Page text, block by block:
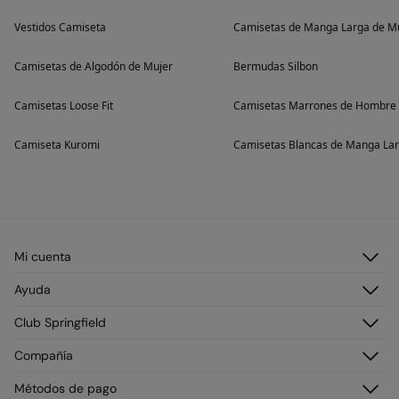
Vestidos Camiseta
Camisetas de Algodón de Mujer
Camisetas Loose Fit
Camiseta Kuromi
Camisetas de Manga Larga de
Bermudas Silbon
Camisetas Marrones de Hombre
Camisetas Blancas de Manga
Mi cuenta
Registrarme
Direcciones de envío
Ayuda
Preguntas frecuentes
Envío
Club Springfield
¡Únete!
Compañía
Métodos de pago